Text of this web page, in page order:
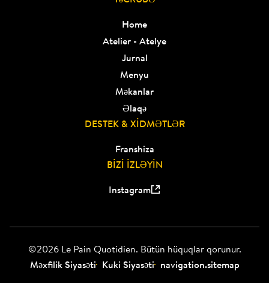
Home
Atelier - Atelye
Jurnal
Menyu
Məkanlar
Əlaqə
DESTEK & XİDMƏTLƏR
Franshiza
BİZİ İZLƏYİN
Instagram
©2026 Le Pain Quotidien. Bütün hüquqlar qorunur.
Məxfilik Siyasəti Kuki Siyasəti navigation.sitemap